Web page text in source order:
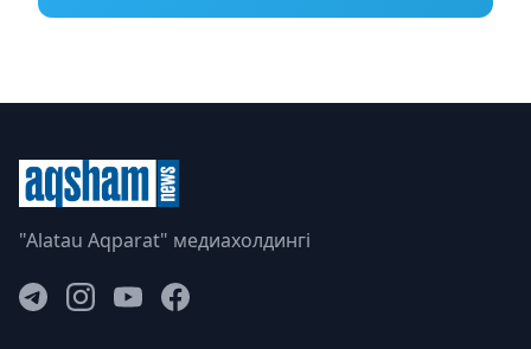
"Alatau Aqparat" медиахолдингі